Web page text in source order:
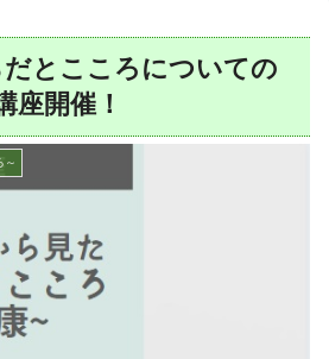
とこころについての
座開催！
～